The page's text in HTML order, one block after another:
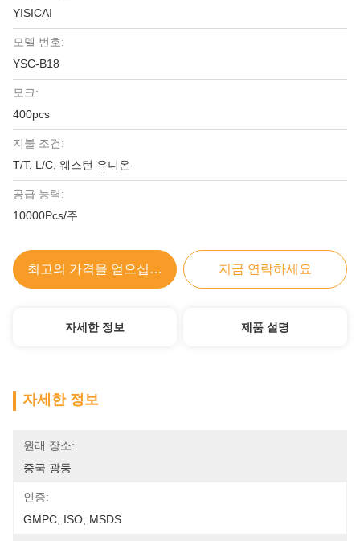
YISICAI
모델 번호:
YSC-B18
모크:
400pcs
지불 조건:
T/T, L/C, 웨스턴 유니온
공급 능력:
10000Pcs/주
최고의 가격을 얻으십시오 지금 연락하세요
자세한 정보 제품 설명
자세한 정보
원래 장소:
중국 광둥
인증:
GMPC, ISO, MSDS